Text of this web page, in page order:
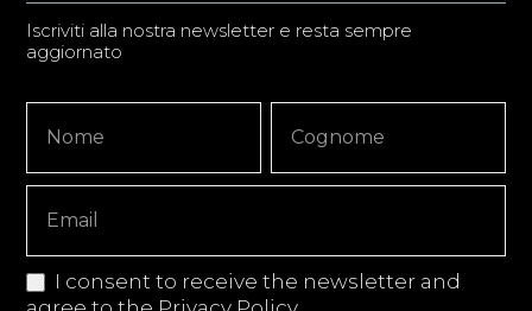
Iscriviti alla nostra newsletter e resta sempre
aggiornato
Signup
Copy
I consent to receive the newsletter and